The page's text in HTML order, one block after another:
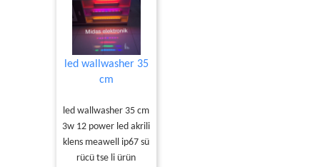
led wallwasher 35
cm
led wallwasher 35 cm
3w 12 power led akrili
klens meawell ip67 sü
rücü tse li ürün